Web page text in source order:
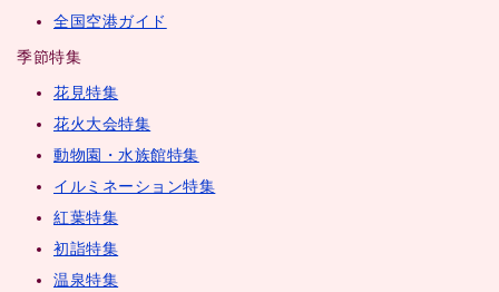
全国空港ガイド
季節特集
花見特集
花火大会特集
動物園・水族館特集
イルミネーション特集
紅葉特集
初詣特集
温泉特集